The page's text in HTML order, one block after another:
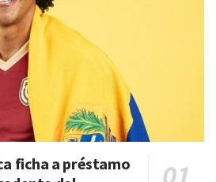
ficha a préstamo